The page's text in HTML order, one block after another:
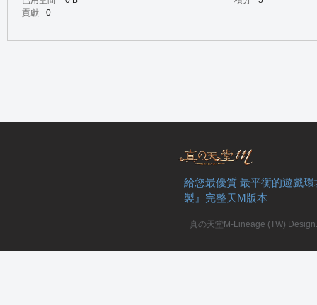
貢獻
0
給您最優質 最平衡的遊戲
製』完整天M版本
真の天堂M-Lineage (TW)